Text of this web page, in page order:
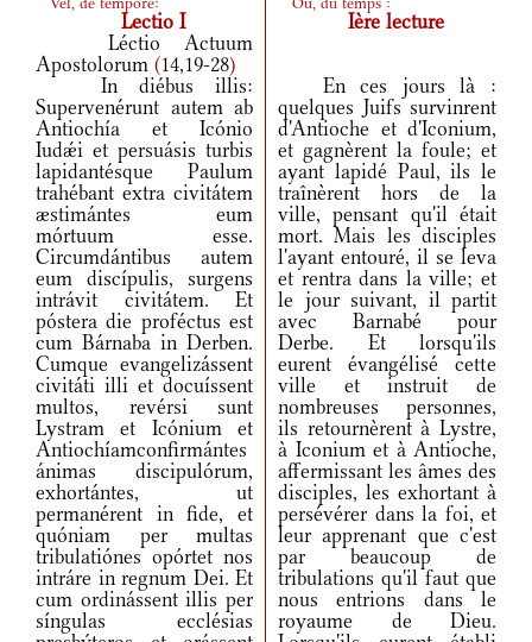
Lectio I
Ière lecture
Léctio Actuum
Apostolorum (14,19-28)
In diébus illis:
Supervenérunt autem ab
Antiochía et Icónio
Iudǽi et persuásis turbis
lapidantésque Paulum
trahébant extra civitátem
æstimántes eum
mórtuum esse.
Circumdántibus autem
eum discípulis, surgens
intrávit civitátem. Et
póstera die proféctus est
cum Bárnaba in Derben.
Cumque evangelizássent
civitáti illi et docuíssent
multos, revérsi sunt
Lystram et Icónium et
Antiochíamconfirmántes
ánimas discipulórum,
exhortántes, ut
permanérent in fide, et
quóniam per multas
tribulatiónes opórtet nos
intráre in regnum Dei. Et
cum ordinássent illis per
síngulas ecclésias
En ces jours là :
quelques Juifs survinrent
d'Antioche et d'Iconium,
et gagnèrent la foule; et
ayant lapidé Paul, ils le
traînèrent hors de la
ville, pensant qu'il était
mort. Mais les disciples
l'ayant entouré, il se leva
et rentra dans la ville; et
le jour suivant, il partit
avec Barnabé pour
Derbe. Et lorsqu'ils
eurent évangélisé cette
ville et instruit de
nombreuses personnes,
ils retournèrent à Lystre,
à Iconium et à Antioche,
affermissant les âmes des
disciples, les exhortant à
persévérer dans la foi, et
leur apprenant que c'est
par beaucoup de
tribulations qu'il faut que
nous entrions dans le
royaume de Dieu.